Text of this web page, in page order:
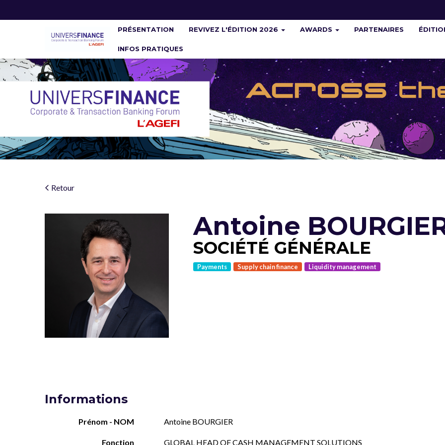
PRÉSENTATION REVIVEZ L'ÉDITION 2026 AWARDS PARTENAIRES
INFOS PRATIQUES
Retour
Antoine
SOCIÉTÉ GÉNÉRALE
Payments Supply chain finance Liquidity management
Informations
Prénom - NOM Antoine BOURGIER
Fonction GLOBAL HEAD OF CASH MANAGEMENT SOLUTIONS